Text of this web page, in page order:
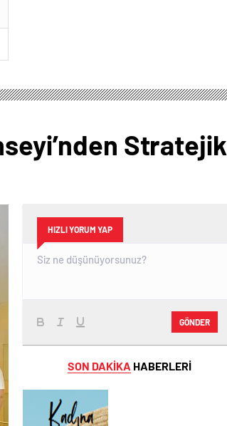
Stratejik
HIZLI YORUM YAP
GÖNDER
SON DAKİKA HABERLERİ